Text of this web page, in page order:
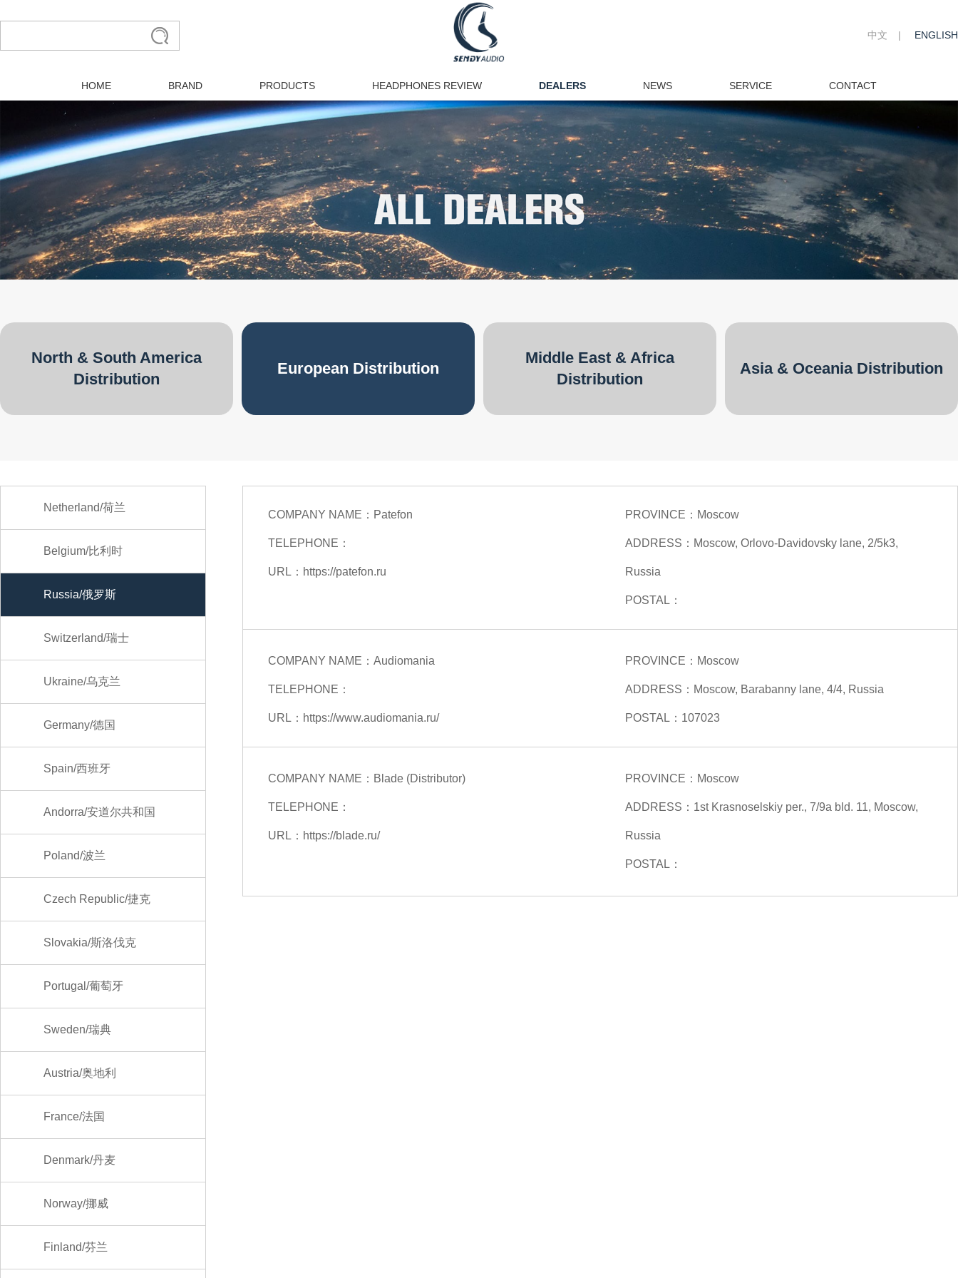
中文 | ENGLISH
HOME BRAND PRODUCTS HEADPHONES REVIEW DEALERS NEWS SERVICE CONTACT
North & South America
Distribution
European Distribution
Middle East & Africa
Distribution
Asia & Oceania Distribution
Netherland/荷兰
Belgium/比利时
Russia/俄罗斯
Switzerland/瑞士
Ukraine/乌克兰
Germany/德国
Spain/西班牙
Andorra/安道尔共和国
Poland/波兰
Czech Republic/捷克
Slovakia/斯洛伐克
Portugal/葡萄牙
Sweden/瑞典
Austria/奥地利
France/法国
Denmark/丹麦
Norway/挪威
Finland/芬兰
COMPANY NAME： Patefon
TELEPHONE：
URL： https://patefon.ru
PROVINCE： Moscow
ADDRESS： Moscow, Orlovo-Davidovsky lane, 2/5k3,
Russia
POSTAL：
COMPANY NAME：Audiomania
TELEPHONE：
URL： https://www.audiomania.ru/
PROVINCE： Moscow
ADDRESS： Moscow, Barabanny lane, 4/4, Russia
POSTAL： 107023
COMPANY NAME： Blade (Distributor)
TELEPHONE：
URL： https://blade.ru/
PROVINCE： Moscow
ADDRESS： 1st Krasnoselskiy per., 7/9a bld. 11, Moscow,
Russia
POSTAL：